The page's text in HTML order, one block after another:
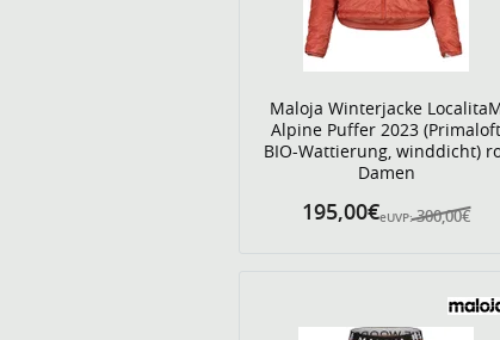
Maloja Winterjacke
Alpine Puffer 2023 (Primaloft
BIO-Wattierung, winddicht)
Damen
eUVP: 300,00€
195,00€